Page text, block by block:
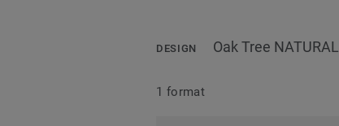
DESIGN Oak Tree NATURAL
1 format